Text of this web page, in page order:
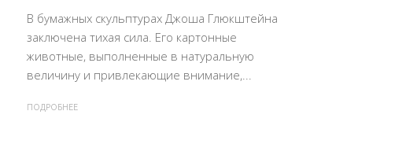
В бумажных скульптурах Джоша Глюкштейна
заключена тихая сила. Его картонные
животные, выполненные в натуральную
величину и привлекающие внимание,...
ПОДРОБНЕЕ